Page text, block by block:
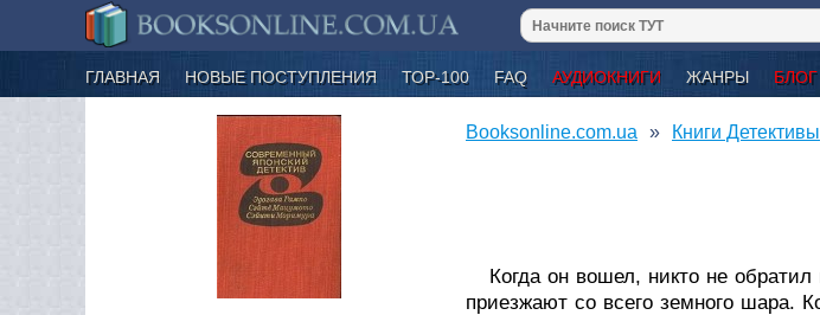
ГЛАВНАЯ НОВЫЕ ПОСТУПЛЕНИЯ ТОР-100 FAQ АУДИОКНИГИ ЖАНРЫ БЛОГ
Booksonline.com.ua Книги Детективы
Когда он вошел, никто не
приезжают со всего земного шара.